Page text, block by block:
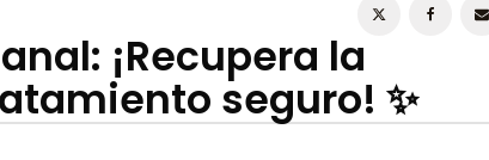
¡Recupera la
seguro! ✨